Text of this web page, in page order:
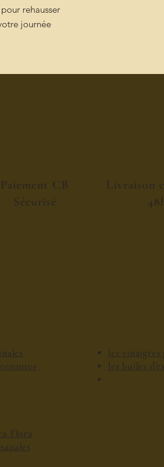
rehausser
journée
Paiement CB
Sécurisé
Livraison
Flora
les vinaigres
les huiles